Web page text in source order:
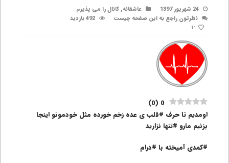
24 شهریور 1397 عاشقانه,کانال را می پذیرم
نظرتون راجع به این صفحه چیست
492 بازدید
11
0
(
0
)
اومدیم تا حرف #قلب ی عده زخم خورده مثل خودمونو اینجا
بزنیم مارو #تنها نزارید
#کمدی آمیخته با #درام